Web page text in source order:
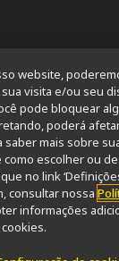
Bem-estar
100th
Seletor
PubScopeOEM
MicroscopyU
website,
visita e/ou seu
pode bloquear
poderá
saber mais sobre
escolher ou
no link
consultar nossa
informações